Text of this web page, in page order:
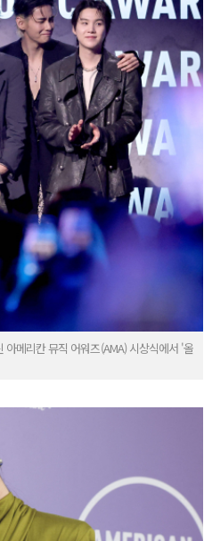
메리칸 뮤직 어워즈(AMA) 시상식에서 '올